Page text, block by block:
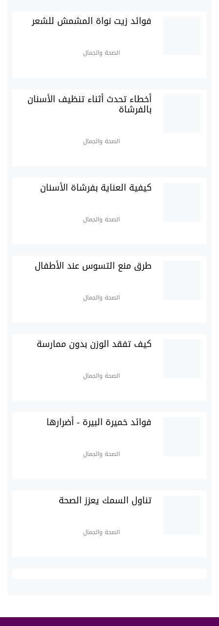
فوائد زيت نواة المشمش للشعر
الصحة والجمال
أخطاء تحدث أثناء تنظيف الأسنان
بالفرشاة
الصحة والجمال
كيفية العناية بفرشاة الأسنان
الصحة والجمال
طرق منع التسوس عند الأطفال
الصحة والجمال
كيف تفقد الوزن بدون ممارسة
الصحة والجمال
فوائد خميرة البيرة - أضرارها
الصحة والجمال
تناول السمك يعزز الصحة
الصحة والجمال